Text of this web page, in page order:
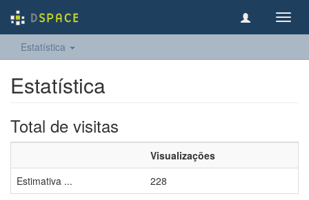
Estatística
Estatística
Total de visitas
Visualizações
Estimativa ...
228